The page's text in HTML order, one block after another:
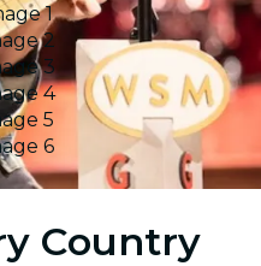
1
2
3
4
5
6
Country